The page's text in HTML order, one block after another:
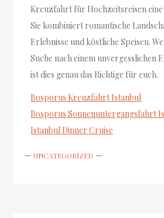
Kreuzfahrt für Hochzeitsreisen
Sie kombiniert romantische
Erlebnisse und köstliche Speisen.
Suche nach einem unvergesslichen
ist dies genau das Richtige für euch.
Bosporus Kreuzfahrt Istanbul
Bosporus Sonnenuntergangsfahrt
Istanbul Dinner Cruise
UNCATEGORIZED